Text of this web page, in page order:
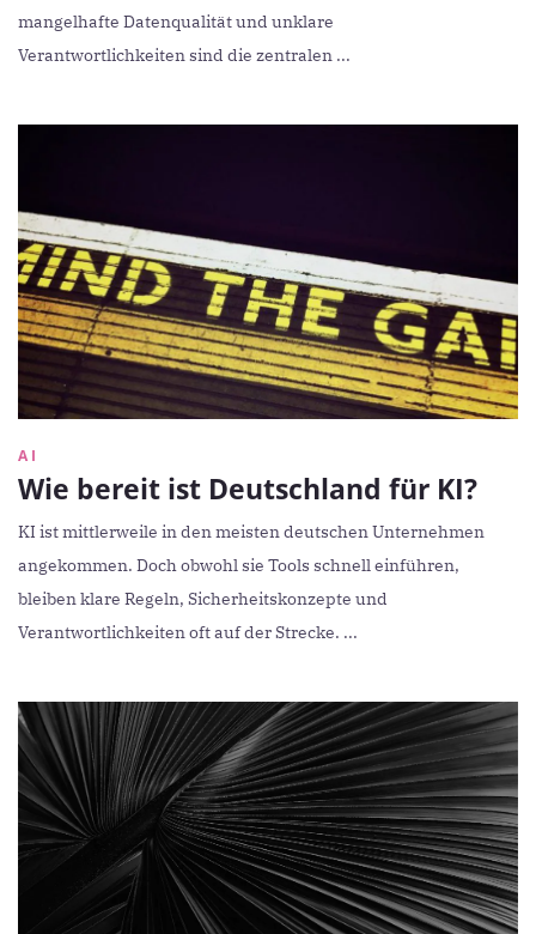
mangelhafte Datenqualität und unklare
Verantwortlichkeiten sind die zentralen ...
AI
Wie bereit ist Deutschland für KI?
KI ist mittlerweile in den meisten deutschen Unternehmen
angekommen. Doch obwohl sie Tools schnell einführen,
bleiben klare Regeln, Sicherheitskonzepte und
Verantwortlichkeiten oft auf der Strecke. ...